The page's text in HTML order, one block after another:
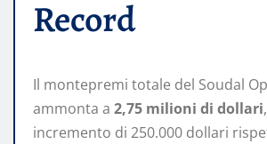
Record
Il montepremi totale del Soudal
ammonta a 2,75 milioni di dollari
incremento di 250.000 dollari